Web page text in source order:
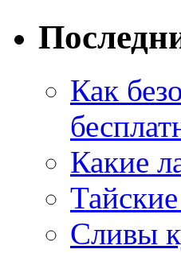
Как
Какие
Сливы